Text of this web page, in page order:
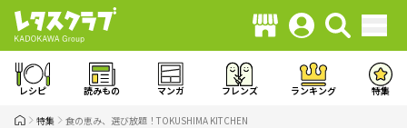
レシピ 読みもの マンガ フレンズ ランキング 特集
特集 食の恵み、選び放題！TOKUSHIMA KITCHEN